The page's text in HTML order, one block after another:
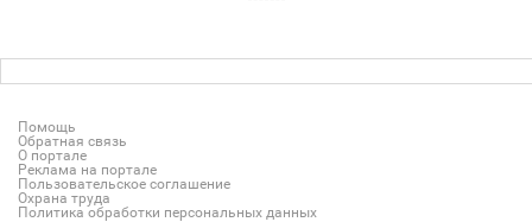
Помощь
Обратная связь
О портале
Реклама на портале
Пользовательское соглашение
Охрана труда
Политика обработки персональных данных